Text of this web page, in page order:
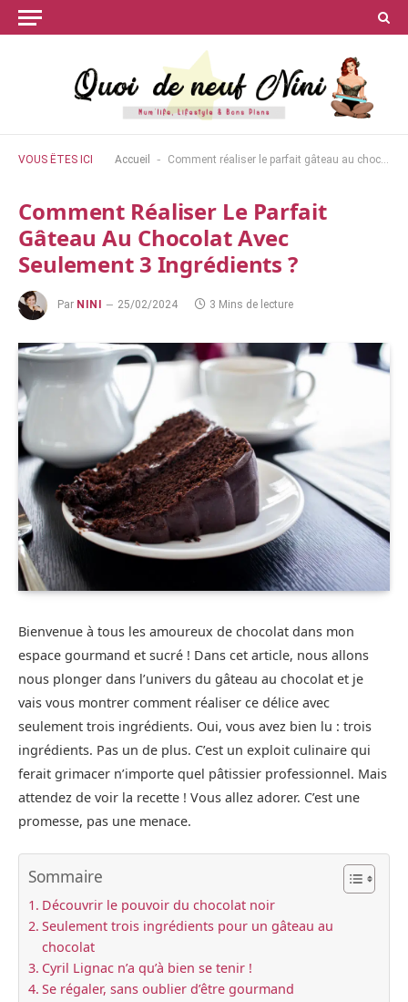
VOUS ÊTES ICI Accueil - Comment réaliser le parfait gâteau au chocolat avec seulement 3 ingrédients ?
Comment Réaliser Le Parfait
Gâteau Au Chocolat Avec
Seulement 3 Ingrédients ?
Par NINI 25/02/2024 3 Mins de lecture
Bienvenue à tous les amoureux de chocolat dans mon
espace gourmand et sucré ! Dans cet article, nous allons
nous plonger dans l’univers du gâteau au chocolat et je
vais vous montrer comment réaliser ce délice avec
seulement trois ingrédients. Oui, vous avez bien lu : trois
ingrédients. Pas un de plus. C’est un exploit culinaire qui
ferait grimacer n’importe quel pâtissier professionnel. Mais
attendez de voir la recette ! Vous allez adorer. C’est une
promesse, pas une menace.
Sommaire
Découvrir le pouvoir du chocolat noir
Seulement trois ingrédients pour un gâteau au
chocolat
Cyril Lignac n’a qu’à bien se tenir !
Se régaler, sans oublier d’être gourmand